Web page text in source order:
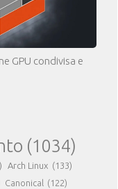
GPU condivisa e
(1034)
Arch Linux (133)
Canonical (122)